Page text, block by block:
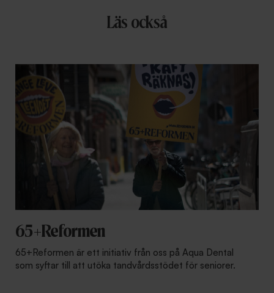
Läs också
65+Reformen
65+Reformen är ett initiativ från oss på Aqua Dental
som syftar till att utöka tandvårdsstödet för seniorer.